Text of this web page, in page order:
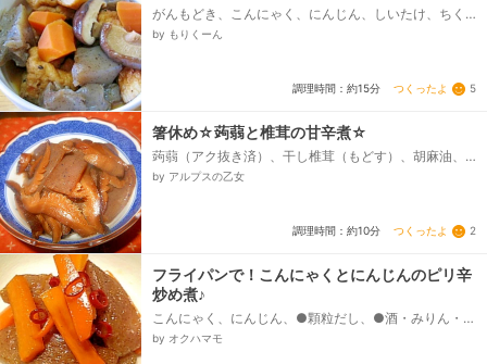
がんもどき、こんにゃく、にんじん、しいたけ、ちく
わ、煮汁、・酒 しょう油 みりん、・だし汁、・砂
by もりくーん
調理時間：約15分 つくったよ 5
箸休め☆蒟蒻と椎茸の甘辛煮☆
蒟蒻（アク抜き済）、干し椎茸（もどす）、胡麻油、
●醤油、三温糖、●酒、みりん、●生姜汁、●椎茸のも
by アルプスの乙女
調理時間：約10分 つくったよ 2
フライパンで！こんにゃくとにんじんのピリ辛
炒め煮♪
こんにゃく、にんじん、●顆粒だし、●酒・みりん・し
ょうゆ・砂糖、●水、輪切り唐辛子、ごま油
by オクハマモ